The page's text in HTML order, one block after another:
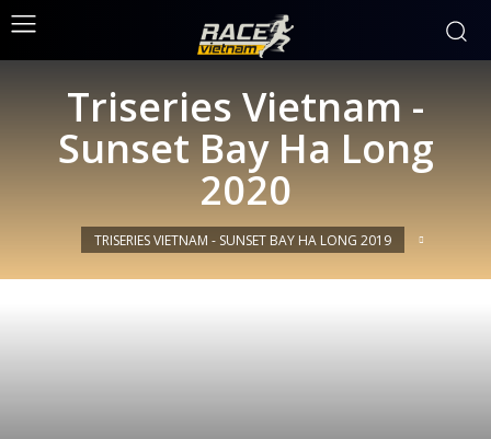
Triseries Vietnam -
Sunset Bay Ha Long
2020
TRISERIES VIETNAM - SUNSET BAY HA LONG 2019